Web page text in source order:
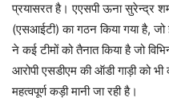
प्रयासरत है। एएसपी ऊना सुरेन्द्र
(एसआईटी) का गठन किया गया है,
ने कई टीमों को तैनात किया है जो
आरोपी एसडीएम की ऑडी गाड़ी को
महत्वपूर्ण कड़ी मानी जा रही है।